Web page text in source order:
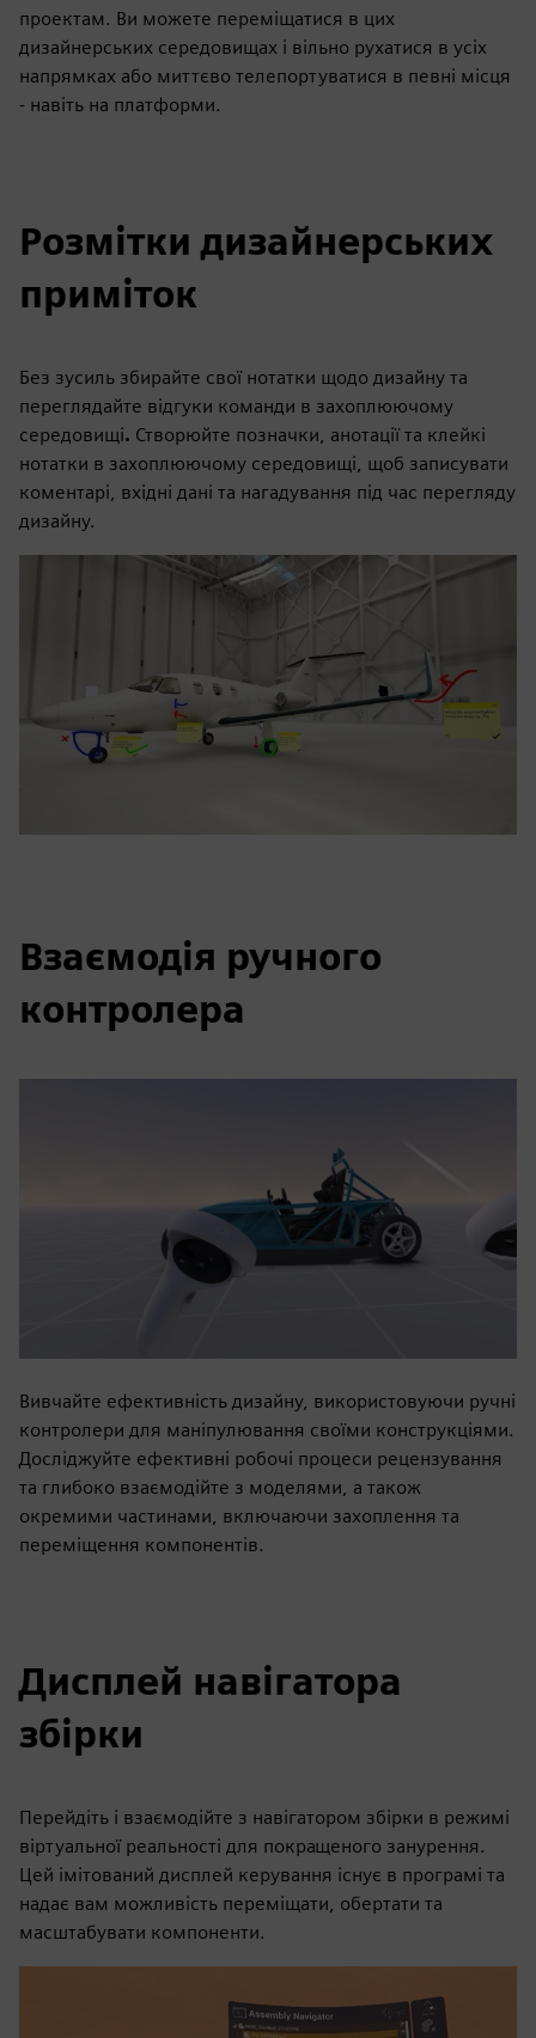
проектам. Ви можете переміщатися в цих
дизайнерських середовищах і вільно рухатися в усіх
напрямках або миттєво телепортуватися в певні місця
- навіть на платформи.
Розмітки дизайнерських
приміток
Без зусиль збирайте свої нотатки щодо дизайну та
переглядайте відгуки команди в захоплюючому
середовищі. Створюйте позначки, анотації та клейкі
нотатки в захоплюючому середовищі, щоб записувати
коментарі, вхідні дані та нагадування під час перегляду
дизайну.
Взаємодія ручного
контролера
Вивчайте ефективність дизайну, використовуючи ручні
контролери для маніпулювання своїми конструкціями.
Досліджуйте ефективні робочі процеси рецензування
та глибоко взаємодійте з моделями, а також
окремими частинами, включаючи захоплення та
переміщення компонентів.
Дисплей навігатора
збірки
Перейдіть і взаємодійте з навігатором збірки в режимі
віртуальної реальності для покращеного занурення.
Цей імітований дисплей керування існує в програмі та
надає вам можливість переміщати, обертати та
масштабувати компоненти.